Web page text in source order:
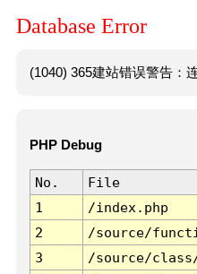
Database Error
(1040) 365建站错误警告：
PHP Debug
No. File
1
/index.php
2
/source/
3
/source/